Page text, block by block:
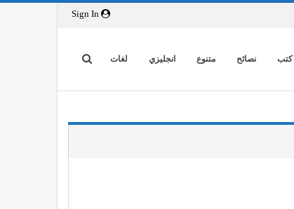
كتب نصائح متنوع انجليزي لغات